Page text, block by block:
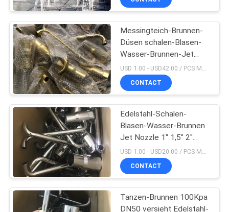
Wasserdichte
Unterwasser-LED-
Lichter
26
Handelsswimmingpool-
Zusätze
Messingteich-Brunnen-
Düsen schalen-Blasen-
Wasser-Brunnen-Jet
Nozzles DN15
CONTACT
Edelstahl-Schalen-
Blasen-Wasser-Brunnen
Jet Nozzle 1" 1,5" 2"
DN20
CONTACT
Tanzen-Brunnen 100Kpa
DN50 versieht Edelstahl-